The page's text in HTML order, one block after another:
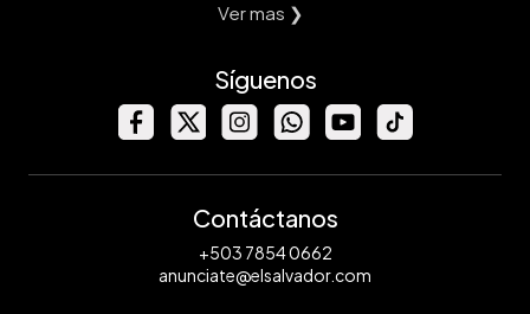
Ver mas ❯
Síguenos
Contáctanos
+503 7854 0662
anunciate@elsalvador.com